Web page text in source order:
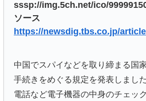
sssp://img.5ch.net/ico/
ソース
https://newsdig.tbs.co.jp/
中国でスパイなどを取り締まる国
手続きをめぐる規定を発表しまし
電話など電子機器の中身のチェッ